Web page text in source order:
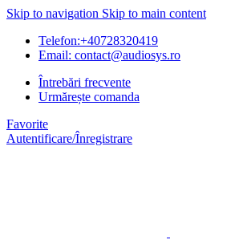
Skip to navigation Skip to main content
Telefon:+40728320419
Email: contact@audiosys.ro
Întrebări frecvente
Urmărește comanda
Favorite
Autentificare/Înregistrare